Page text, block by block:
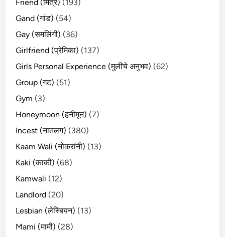
Friend (मित्र) (193)
Gand (गांड) (54)
Gay (समलिंगी) (36)
Girlfriend (प्रेमिका) (137)
Girls Personal Experience (मुलींचे अनुभव) (62)
Group (गट) (51)
Gym (3)
Honeymoon (हनीमून) (7)
Incest (नातलग) (380)
Kaam Wali (नोकरांनी) (13)
Kaki (काकी) (68)
Kamwali (12)
Landlord (20)
Lesbian (लेस्बियन) (13)
Mami (मामी) (28)